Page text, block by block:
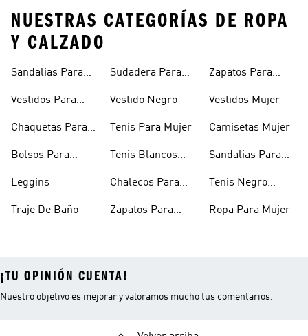
NUESTRAS CATEGORÍAS DE ROPA
Y CALZADO
Sandalias Para
Vestidos Para
Chaquetas Para
Bolsos Para
Leggins
Traje De Baño
Sudadera Para
Vestido Negro
Tenis Para Mujer
Tenis Blancos
Chalecos Para
Zapatos Para
Zapatos Para
Vestidos Mujer
Camisetas Mujer
Sandalias Para
Tenis Negro
Ropa Para Mujer
¡TU OPINIÓN CUENTA!
Nuestro objetivo es mejorar y valoramos mucho tus comentarios.